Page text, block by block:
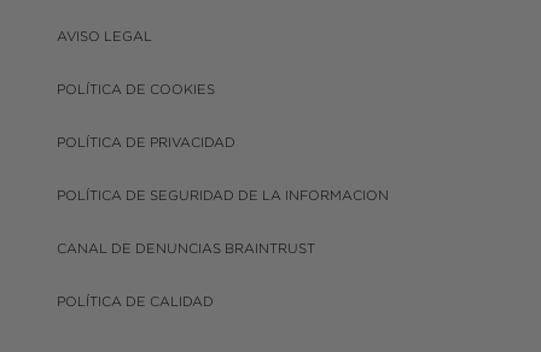
AVISO LEGAL
POLÍTICA DE COOKIES
POLÍTICA DE PRIVACIDAD
POLÍTICA DE SEGURIDAD DE LA INFORMACION
CANAL DE DENUNCIAS BRAINTRUST
POLÍTICA DE CALIDAD